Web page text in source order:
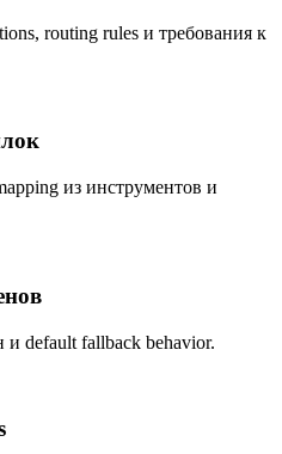
routing rules и требования к
из инструментов и
и default fallback behavior.